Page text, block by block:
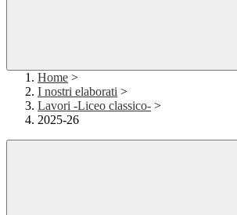
Home >
I nostri elaborati >
Lavori -Liceo classico- >
2025-26